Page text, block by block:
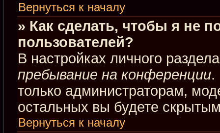
Вернуться к началу
» Как сделать, чтобы я не
пользователей?
В настройках личного
пребывание на конференции.
только администраторам,
остальных вы будете
Вернуться к началу